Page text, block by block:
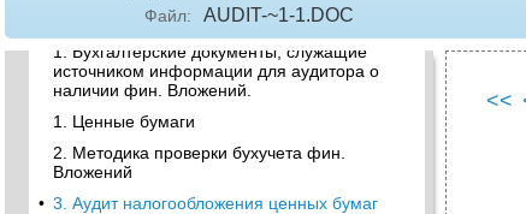
Файл: AUDIT-~1-1.DOC
3. Аудит налогообложения ценных бумаг
1. Бухгалтерские документы, служащие
источником информации для аудитора о
наличии фин. Вложений.
1. Ценные бумаги
2. Методика проверки бухучета фин.
Вложений
• 3. Аудит налогообложения ценных бумаг
<<